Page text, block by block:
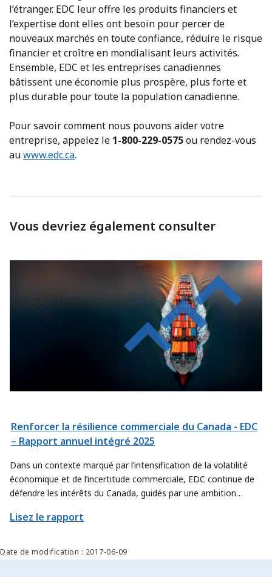
l’étranger. EDC leur offre les produits financiers et
l’expertise dont elles ont besoin pour percer de
nouveaux marchés en toute confiance, réduire le risque
financier et croître en mondialisant leurs activités.
Ensemble, EDC et les entreprises canadiennes
bâtissent une économie plus prospère, plus forte et
plus durable pour toute la population canadienne.
Pour savoir comment nous pouvons aider votre
entreprise, appelez le 1-800-229-0575ou rendez-vous
auwww.edc.ca.
Vous devriez également consulter
Renforcer la résilience commerciale du Canada - EDC
– Rapport annuel intégré 2025
Dans un contexte marqué par l’intensification de la volatilité
économique et de l’incertitude commerciale, EDC continue de
défendre les intérêts du Canada, guidés par une ambition
encore davantage à l’atteinte des objectifs commerciaux
exportateurs et les secteurs canadiens à déployer leur offre à
plus grande échelle et à percer de nouveaux marchés.
Lisez le rapport
Date de modification : 2017-06-09